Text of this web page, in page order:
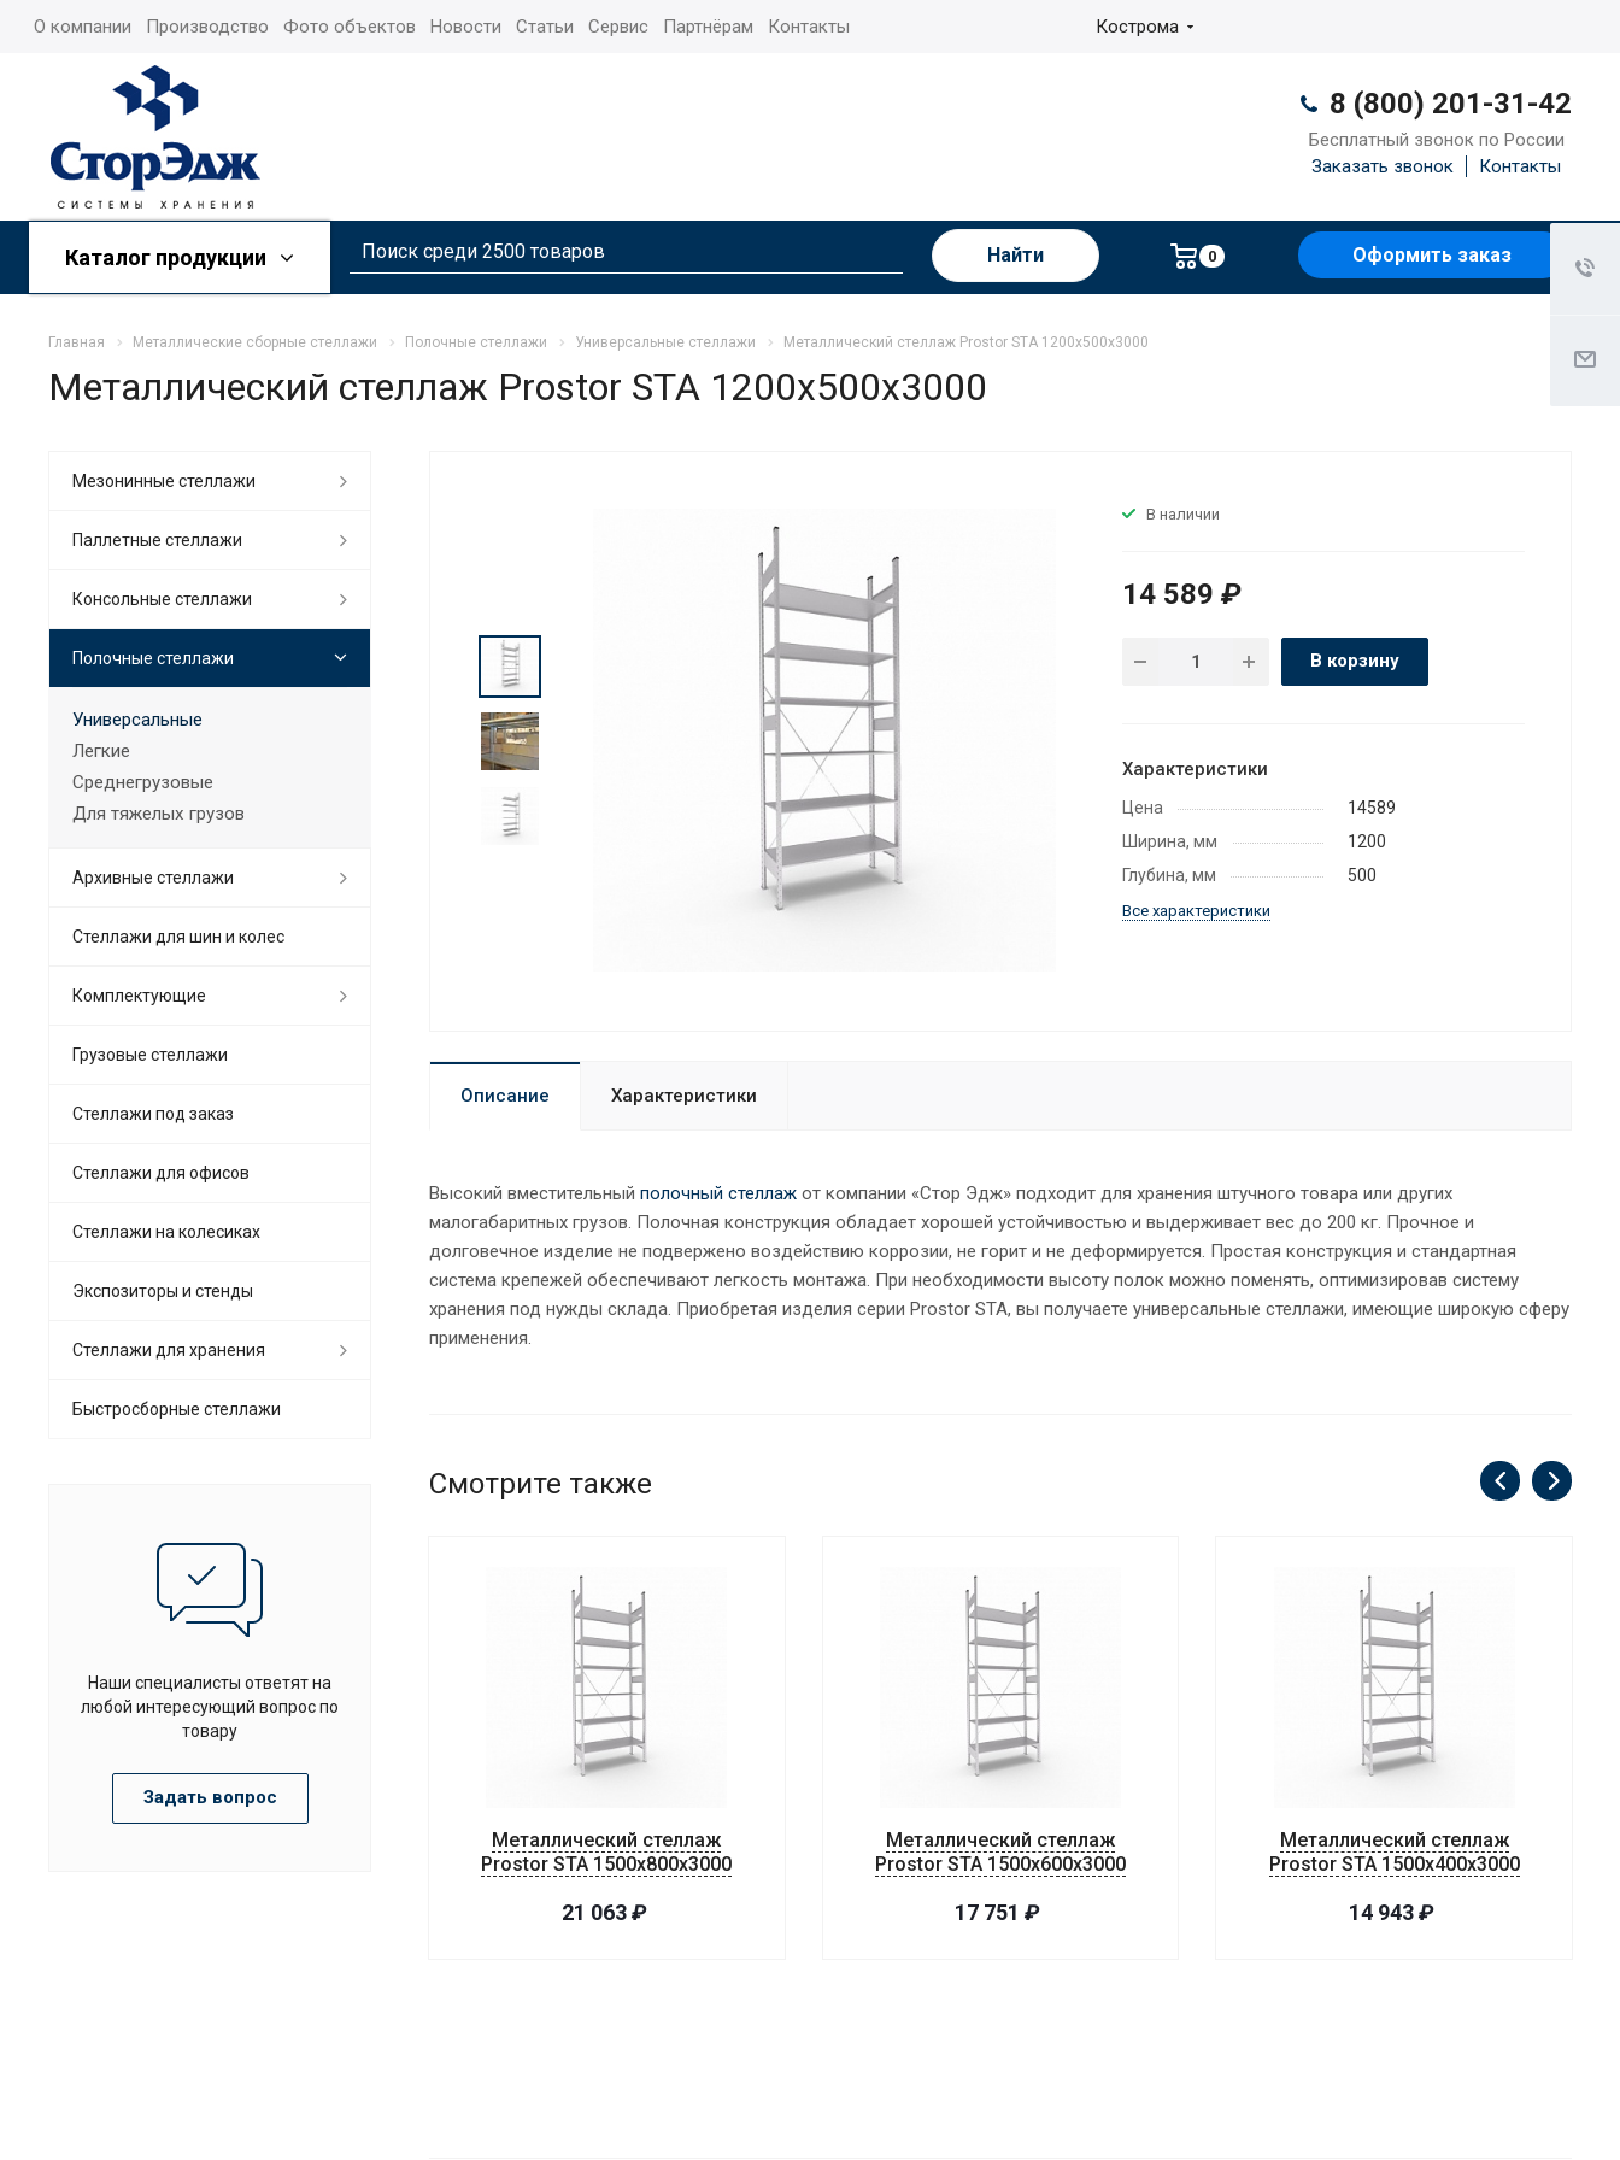
О компании Производство Фото объектов Новости Статьи Сервис Партнёрам Контакты Кострома
8 (800) 201-31-42
Бесплатный звонок по России
Заказать звонок
Контакты
Каталог продукции Найти 0 Оформить заказ
Главная Металлические сборные стеллажи Полочные стеллажи Универсальные стеллажи Металлический стеллаж Prostor STA 1200х500х3000
Металлический стеллаж Prostor STA 1200х500х3000
В наличии
14 589 ₽
В корзину
Характеристики
Цена
14589
Ширина, мм
1200
Глубина, мм
500
Все характеристики
Описание Характеристики
Высокий вместительный полочный стеллаж от компании «Стор Эдж» подходит для хранения штучного товара или других
малогабаритных грузов. Полочная конструкция обладает хорошей устойчивостью и выдерживает вес до 200 кг. Прочное и
долговечное изделие не подвержено воздействию коррозии, не горит и не деформируется. Простая конструкция и стандартная
система крепежей обеспечивают легкость монтажа. При необходимости высоту полок можно поменять, оптимизировав систему
хранения под нужды склада. Приобретая изделия серии Prostor STA, вы получаете универсальные стеллажи, имеющие широкую сферу
применения.
Смотрите также
Металлический стеллаж
Prostor STA 1500х800х3000
21 063₽
Металлический стеллаж
Prostor STA 1500х600х3000
17 751₽
Металлический стеллаж
Prostor STA 1500х400х3000
14 943₽
Мезонинные стеллажи
Паллетные стеллажи
Консольные стеллажи
Полочные стеллажи
Универсальные
Легкие
Среднегрузовые
Для тяжелых грузов
Архивные стеллажи
Стеллажи для шин и колес
Комплектующие
Грузовые стеллажи
Стеллажи под заказ
Стеллажи для офисов
Cтеллажи на колесиках
Экспозиторы и стенды
Стеллажи для хранения
Быстросборные стеллажи
Наши специалисты ответят на
любой интересующий вопрос по
товару
Задать вопрос